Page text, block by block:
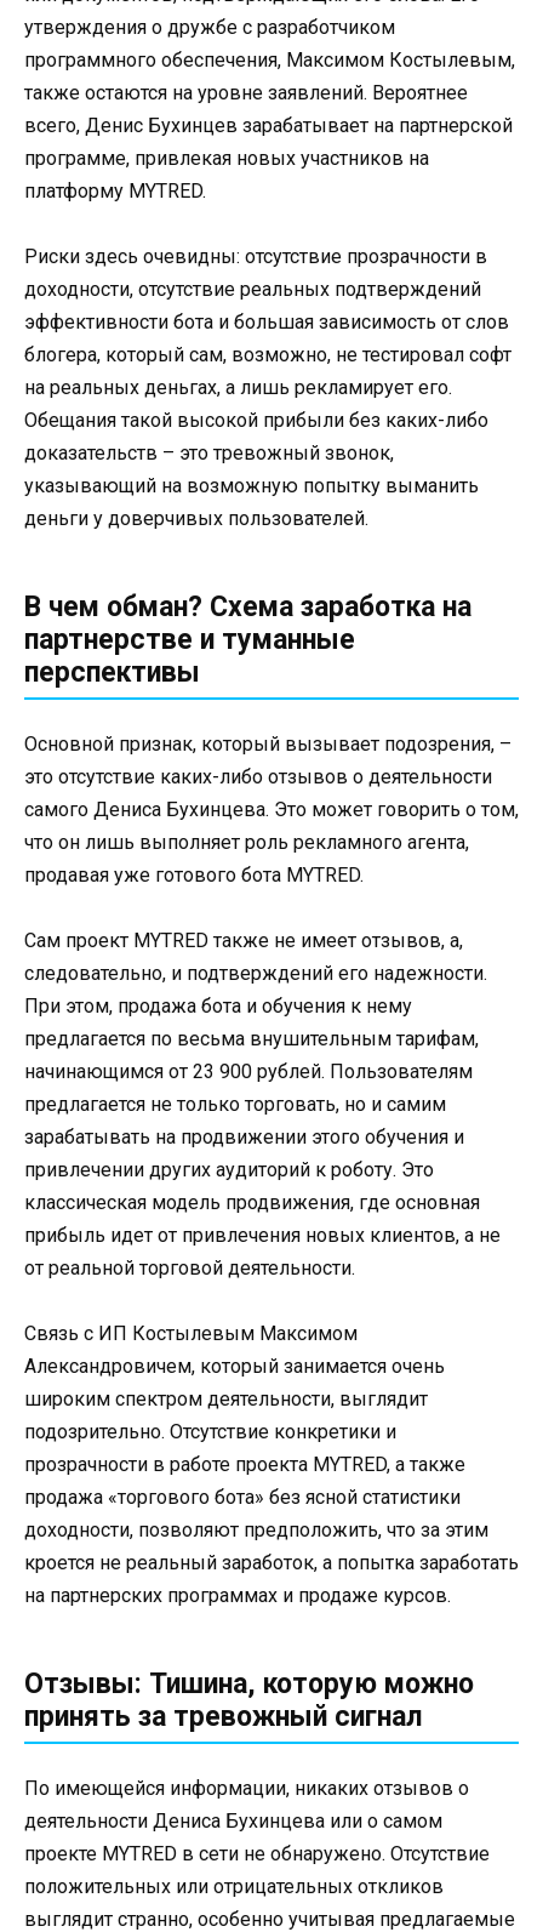
утверждения о дружбе с разработчиком
программного обеспечения, Максимом Костылевым,
также остаются на уровне заявлений. Вероятнее
всего, Денис Бухинцев зарабатывает на партнерской
программе, привлекая новых участников на
платформу MYTRED.
Риски здесь очевидны: отсутствие прозрачности в
доходности, отсутствие реальных подтверждений
эффективности бота и большая зависимость от слов
блогера, который сам, возможно, не тестировал софт
на реальных деньгах, а лишь рекламирует его.
Обещания такой высокой прибыли без каких-либо
доказательств – это тревожный звонок,
указывающий на возможную попытку выманить
деньги у доверчивых пользователей.
В чем обман? Схема заработка на
партнерстве и туманные
перспективы
Основной признак, который вызывает подозрения, –
это отсутствие каких-либо отзывов о деятельности
самого Дениса Бухинцева. Это может говорить о том,
что он лишь выполняет роль рекламного агента,
продавая уже готового бота MYTRED.
Сам проект MYTRED также не имеет отзывов, а,
следовательно, и подтверждений его надежности.
При этом, продажа бота и обучения к нему
предлагается по весьма внушительным тарифам,
начинающимся от 23 900 рублей. Пользователям
предлагается не только торговать, но и самим
зарабатывать на продвижении этого обучения и
привлечении других аудиторий к роботу. Это
классическая модель продвижения, где основная
прибыль идет от привлечения новых клиентов, а не
от реальной торговой деятельности.
Связь с ИП Костылевым Максимом
Александровичем, который занимается очень
широким спектром деятельности, выглядит
подозрительно. Отсутствие конкретики и
прозрачности в работе проекта MYTRED, а также
продажа «торгового бота» без ясной статистики
доходности, позволяют предположить, что за этим
кроется не реальный заработок, а попытка заработать
на партнерских программах и продаже курсов.
Отзывы: Тишина, которую можно
принять за тревожный сигнал
По имеющейся информации, никаких отзывов о
деятельности Дениса Бухинцева или о самом
проекте MYTRED в сети не обнаружено. Отсутствие
положительных или отрицательных откликов
выглядит странно, особенно учитывая предлагаемые